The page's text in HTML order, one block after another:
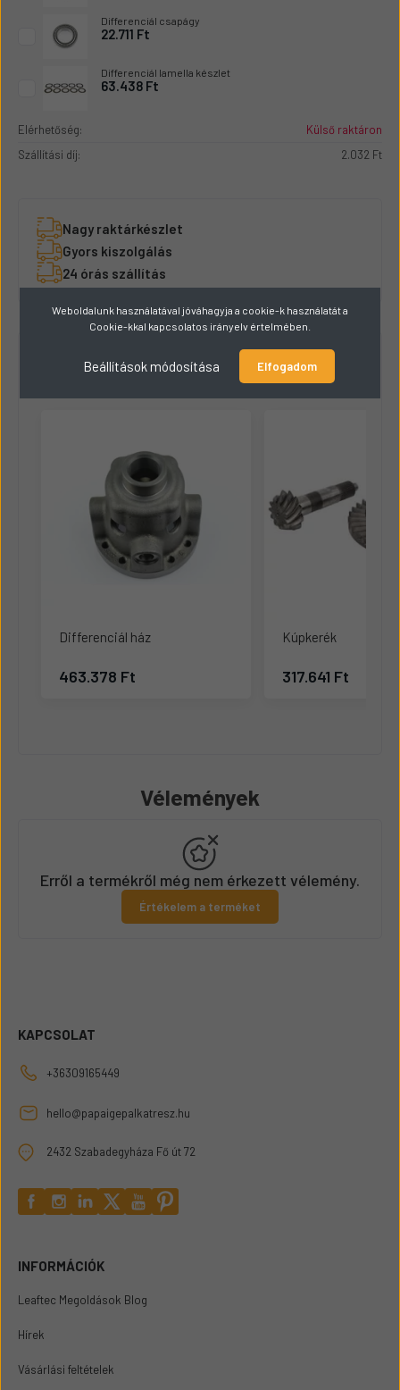
Differenciál csapágy
22.711 Ft
Differenciál lamella készlet
63.438 Ft
Elérhetőség:
Külső raktáron
Szállítási díj:
2.032 Ft
Nagy raktárkészlet
Gyors kiszolgálás
24 órás szállítás
Hasonló termékek
Differenciál ház
463.378 Ft
Kúpkerék
317.641 Ft
Vélemények
Erről a termékről még nem érkezett vélemény.
Értékelem a terméket
KAPCSOLAT
+36309165449
hello@papaigepalkatresz.hu
2432 Szabadegyháza Fő út 72
INFORMÁCIÓK
Leaftec Megoldások Blog
Hírek
Vásárlási feltételek
Weboldalunk használatával jóváhagyja a cookie-k használatát a
Cookie-kkal kapcsolatos irányelv értelmében.
Beállítások módosítása Elfogadom